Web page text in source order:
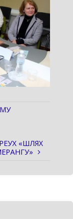
«ШЛЯХ